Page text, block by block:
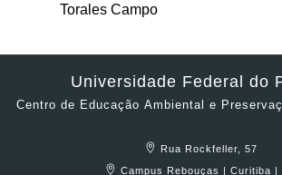
Torales Campo
Universidade Federal do
Centro de Educação Ambiental e
Rua Rockfeller, 57
Campus Rebouças | Curitiba |